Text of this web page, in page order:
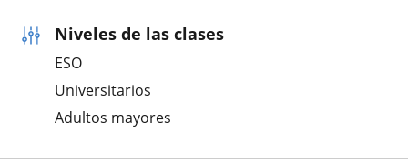
Niveles de las clases
ESO
Universitarios
Adultos mayores